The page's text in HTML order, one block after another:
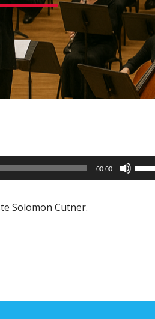
00:00
les
Solomon Cutner.